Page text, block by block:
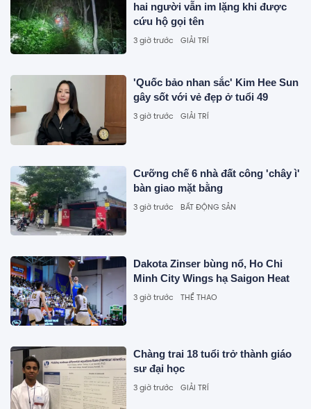
hai người vẫn im lặng khi được
cứu hộ gọi tên
3 giờ trước GIẢI TRÍ
'Quốc bảo nhan sắc' Kim Hee Sun
gây sốt với vẻ đẹp ở tuổi 49
3 giờ trước GIẢI TRÍ
Cưỡng chế 6 nhà đất công 'chây ì'
bàn giao mặt bằng
3 giờ trước BẤT ĐỘNG SẢN
Dakota Zinser bùng nổ, Ho Chi
Minh City Wings hạ Saigon Heat
3 giờ trước THỂ THAO
Chàng trai 18 tuổi trở thành giáo
sư đại học
3 giờ trước GIẢI TRÍ